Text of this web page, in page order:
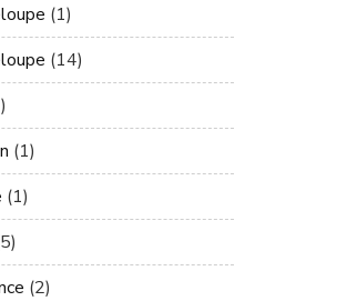
(1)
(14)
(1)
(1)
(2)